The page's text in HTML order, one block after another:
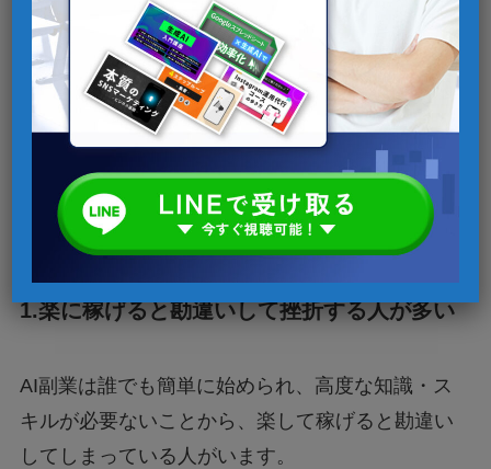
副業の知識やスキルを身につけていな
い人が多い
稼ぎ方が分からない人が多い
なぜ、稼げないと言われるのか実態を理解し、AI
副業に対しての理解を深めていきましょう。
1.楽に稼げると勘違いして挫折する人が多い
AI副業は誰でも簡単に始められ、高度な知識・ス
キルが必要ないことから、楽して稼げると勘違い
してしまっている人がいます。